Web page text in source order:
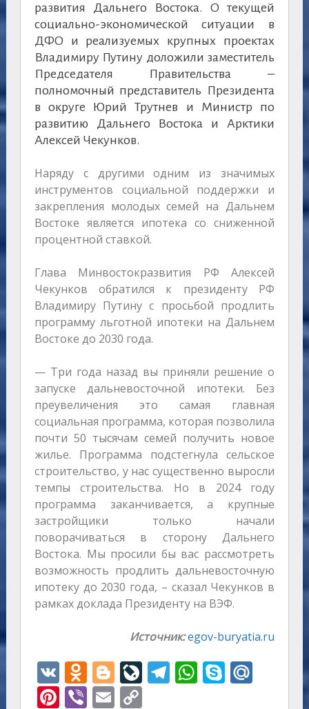
развития Дальнего Востока. О текущей
социально-экономической ситуации в
ДФО и реализуемых крупных проектах
Владимиру Путину доложили заместитель
Председателя Правительства –
полномочный представитель Президента
в округе Юрий Трутнев и Министр по
развитию Дальнего Востока и Арктики
Алексей Чекунков.
Наряду с другими одним из значимых
инструментов социальной поддержки и
закрепления молодых семей на Дальнем
Востоке является ипотека со сниженной
процентной ставкой.
Глава Минвостокразвития РФ Алексей
Чекунков обратился к президенту РФ
Владимиру Путину с просьбой продлить
программу льготной ипотеки на Дальнем
Востоке до 2030 года.
— Три года назад вы приняли решение о
запуске дальневосточной ипотеки. Без
преувеличения это самая главная
социальная программа, которая позволила
почти 50 тысячам семей получить новое
жилье. Программа подстегнула сельское
строительство, у нас существенно выросли
темпы строительства. Но в 2024 году
программа заканчивается, а крупные
застройщики только начали
поворачиваться в сторону Дальнего
Востока. Мы просили бы вас рассмотреть
возможность продлить дальневосточную
ипотеку до 2030 года, – сказал Чекунков в
рамках доклада Президенту на ВЭФ.
Источник:egov-buryatia.ru
V
K
O
d
Bl
o
Li
v
T W S M
Pi Vi E C